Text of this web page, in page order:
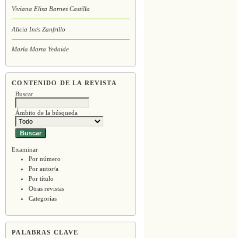
Viviana Elisa Barnes Castilla
Alicia Inés Zanfrillo
María Marta Yedaide
CONTENIDO DE LA REVISTA
Buscar
Ámbito de la búsqueda
Examinar
Por número
Por autor/a
Por título
Otras revistas
Categorías
PALABRAS CLAVE